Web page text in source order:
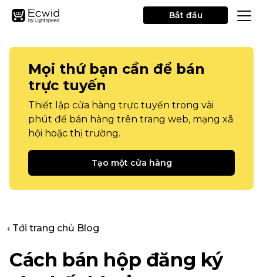
Bắt đầu
Mọi thứ bạn cần để bán
trực tuyến
Thiết lập cửa hàng trực tuyến trong vài
phút để bán hàng trên trang web, mạng xã
hội hoặc thị trường.
Tạo một cửa hàng
‹ Tới trang chủ Blog
Cách bán hộp đăng ký